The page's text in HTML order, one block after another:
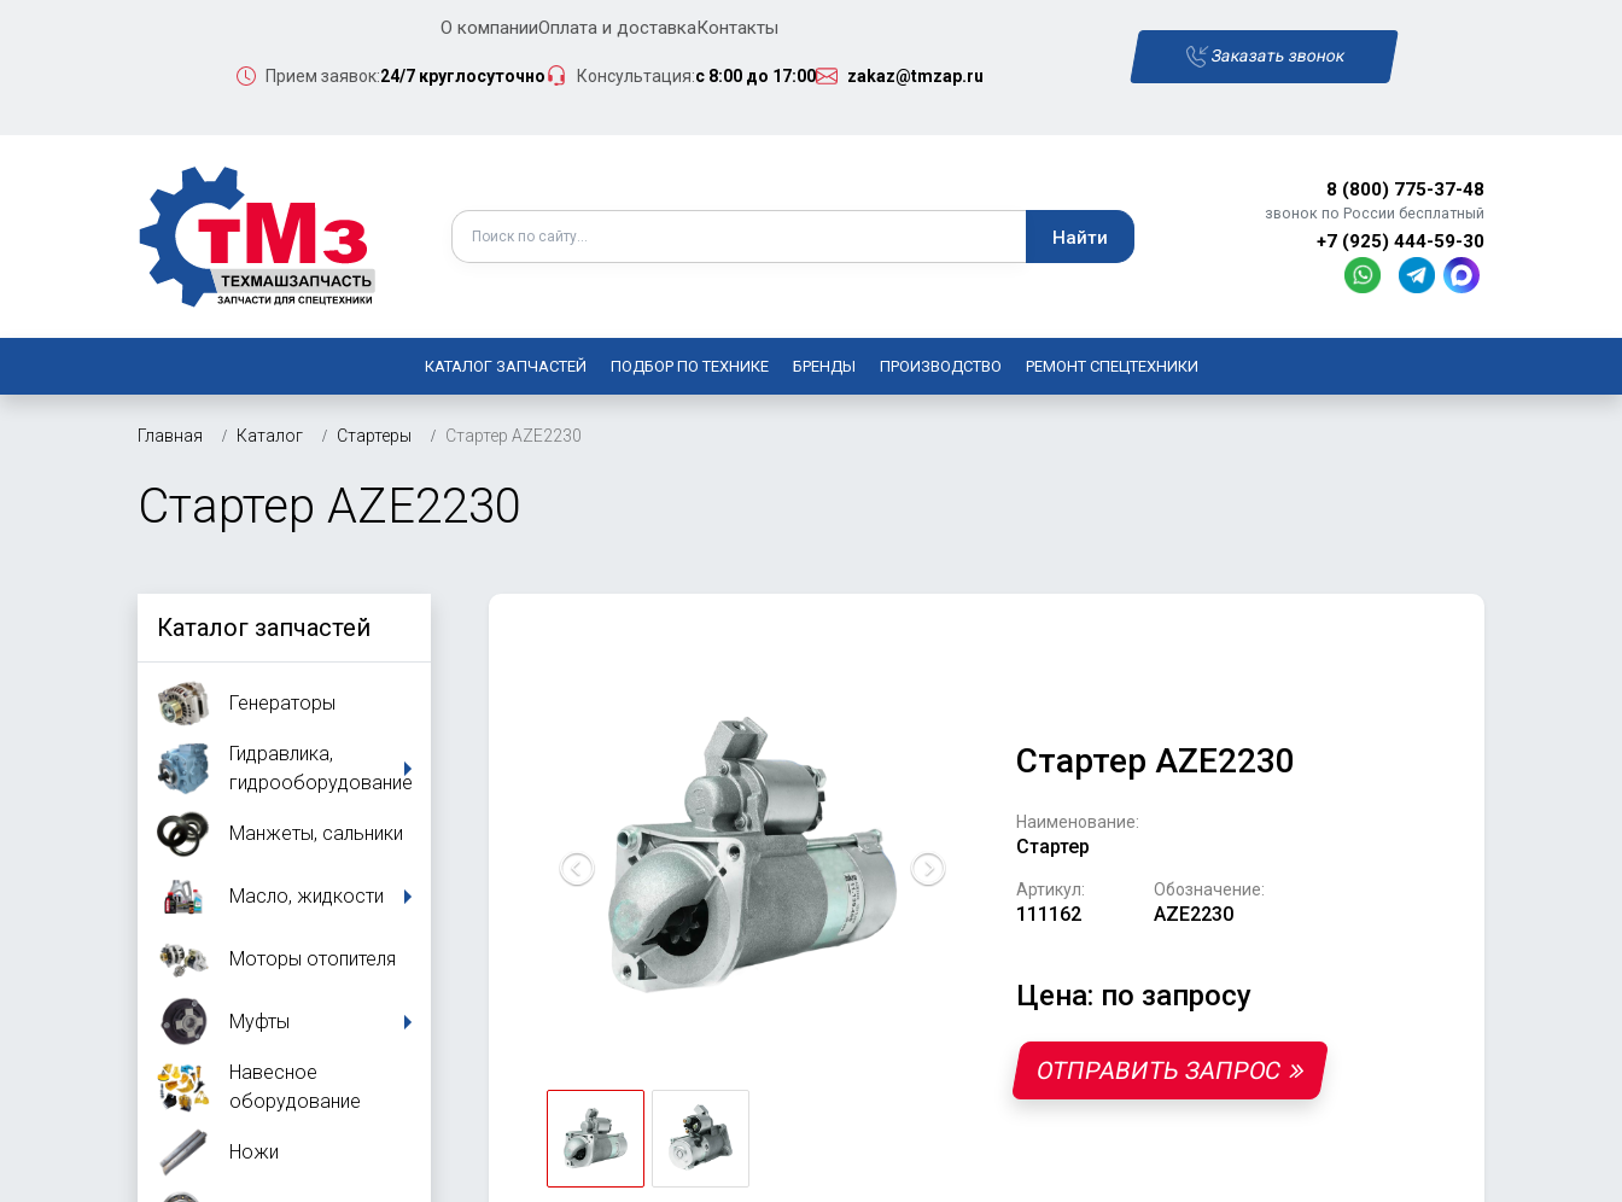
О компанииОплата и доставкаКонтакты
Прием заявок:24/7 круглосуточно Консультация:с 8:00 до 17:00 zakaz@tmzap.ru
Заказать звонок
8 (800) 775-37-48
звонок по России бесплатный
+7 (925) 444-59-30
КАТАЛОГ ЗАПЧАСТЕЙ ПОДБОР ПО ТЕХНИКЕ БРЕНДЫ ПРОИЗВОДСТВО РЕМОНТ СПЕЦТЕХНИКИ
Главная Каталог Стартеры Стартер AZE2230
Стартер AZE2230
Каталог запчастей
Генераторы
Гидравлика,
гидрооборудование
Манжеты, сальники
Масло, жидкости
Моторы отопителя
Муфты
Навесное
оборудование
Ножи
Стартер AZE2230
Наименование:
Стартер
Артикул:
111162
Обозначение:
AZE2230
Цена: по запросу
ОТПРАВИТЬ ЗАПРОС